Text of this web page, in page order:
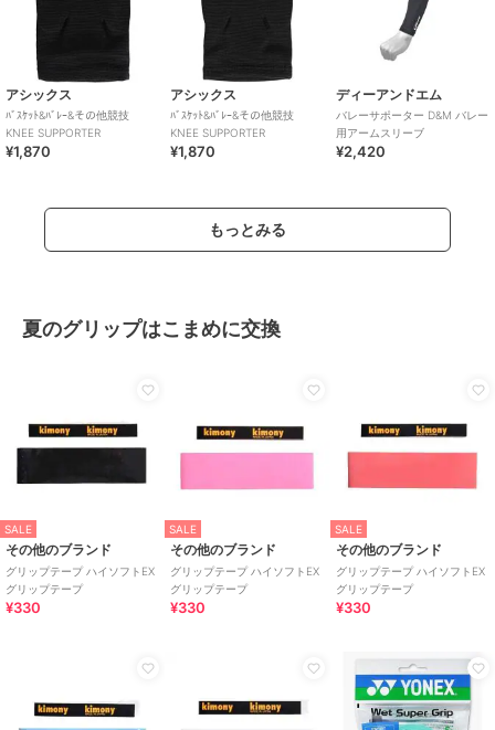
アシックス
ﾊﾞｽｹｯﾄ&ﾊﾞﾚｰ&その他競技
KNEE SUPPORTER
¥1,870
アシックス
ﾊﾞｽｹｯﾄ&ﾊﾞﾚｰ&その他競技
KNEE SUPPORTER
¥1,870
ディーアンドエム
バレーサポーター D&M バレー
用アームスリーブ
¥2,420
もっとみる
夏のグリップはこまめに交換
SALE
その他のブランド
グリップテープ ハイソフトEX
グリップテープ
¥330
SALE
その他のブランド
グリップテープ ハイソフトEX
グリップテープ
¥330
SALE
その他のブランド
グリップテープ ハイソフトEX
グリップテープ
¥330